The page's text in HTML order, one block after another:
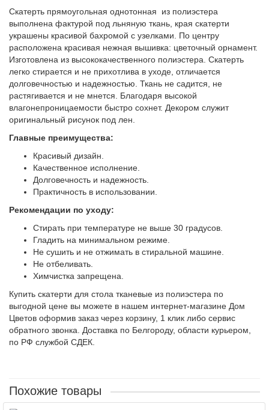
Скатерть прямоугольная однотонная из полиэстера
выполнена фактурой под льняную ткань, края скатерти
украшены красивой бахромой с узелками. По центру
расположена красивая нежная вышивка: цветочный орнамент.
Изготовлена из высококачественного полиэстера. Скатерть
легко стирается и не прихотлива в уходе, отличается
долговечностью и надежностью. Ткань не садится, не
растягивается и не мнется. Благодаря высокой
влагонепроницаемости быстро сохнет. Декором служит
оригинальный рисунок под лен.
Главные преимущества:
Красивый дизайн.
Качественное исполнение.
Долговечность и надежность.
Практичность в использовании.
Рекомендации по уходу:
Стирать при температуре не выше 30 градусов.
Гладить на минимальном режиме.
Не сушить и не отжимать в стиральной машине.
Не отбеливать.
Химчистка запрещена.
Купить скатерти для стола тканевые из полиэстера по
выгодной цене вы можете в нашем интернет-магазине Дом
Цветов оформив заказ через корзину, 1 клик либо сервис
обратного звонка. Доставка по Белгороду, области курьером,
по РФ службой СДЕК.
Похожие товары